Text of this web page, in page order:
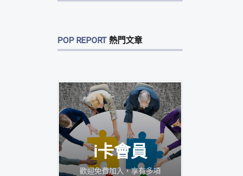
POP REPORT 熱門文章
i卡會員
歡迎免費加入，享有多項